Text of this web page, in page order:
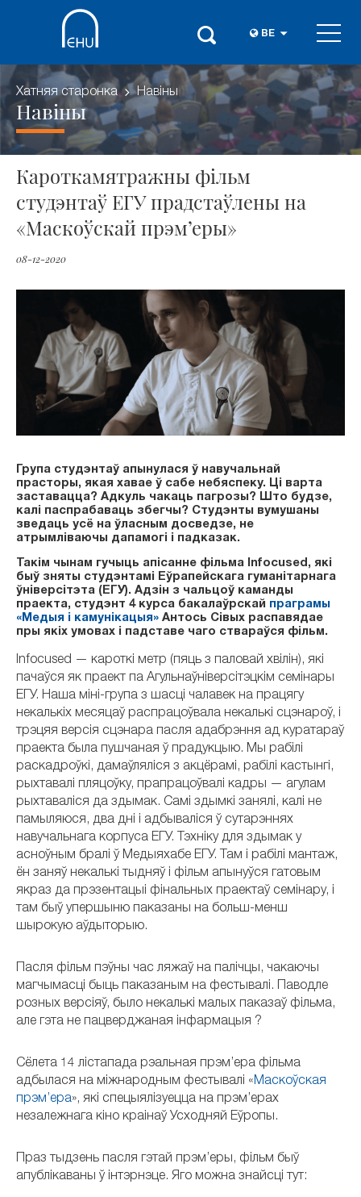
BE
Хатняя старонка Навіны
Навіны
Кароткамятражны фільм
студэнтаў ЕГУ прадстаўлены на
«Маскоўскай прэм’еры»
08-12-2020
Група студэнтаў апынулася ў навучальнай
прасторы, якая хавае ў сабе небяспеку. Ці варта
заставацца? Адкуль чакаць пагрозы? Што будзе,
калі паспрабаваць збегчы? Студэнты вумушаны
зведаць усё на ўласным досведзе, не
атрымліваючы дапамогі і падказак.
Такім чынам гучыць апісанне фільма Infocused, які
быў зняты студэнтамі Еўрапейскага гуманітарнага
ўніверсітэта (ЕГУ). Адзін з чальцоў каманды
праекта, студэнт 4 курса бакалаўрскай праграмы
«Медыя і камунікацыя» Антось Сівых распавядае
пры якіх умовах і падставе чаго ствараўся фільм.
Infocused — кароткі метр (пяць з паловай хвілін), які
пачаўся як праект па Агульнаўніверсітэцкім семінары
ЕГУ. Наша міні-група з шасці чалавек на працягу
некалькіх месяцаў распрацоўвала некалькі сцэнароў, і
трэцяя версія сцэнара пасля адабрэння ад куратараў
праекта была пушчаная ў прадукцыю. Мы рабілі
раскадроўкі, дамаўляліся з акцёрамі, рабілі кастынгі,
рыхтавалі пляцоўку, прапрацоўвалі кадры — агулам
рыхтаваліся да здымак. Самі здымкі занялі, калі не
памыляюся, два дні і адбываліся ў сутарэннях
навучальнага корпуса ЕГУ. Тэхніку для здымак у
асноўным бралі ў Медыяхабе ЕГУ. Там і рабілі мантаж,
ён заняў некалькі тыдняў і фільм апынуўся гатовым
якраз да прэзентацыі фінальных праектаў семінару, і
там быў упершыню паказаны на больш-менш
шырокую аўдыторыю.
Пасля фільм пэўны час ляжаў на палічцы, чакаючы
магчымасці быць паказаным на фестывалі. Паводле
розных версіяў, было некалькі малых паказаў фільма,
але гэта не пацверджаная інфармацыя ?
Сёлета 14 лістапада рэальная прэм’ера фільма
адбылася на міжнародным фестывалі «Маскоўская
прэм’ера», які спецыялізуецца на прэм’ерах
незалежнага кіно краінаў Усходняй Еўропы.
Праз тыдзень пасля гэтай прэм’еры, фільм быў
апублікаваны ў інтэрнэце. Яго можна знайсці тут: